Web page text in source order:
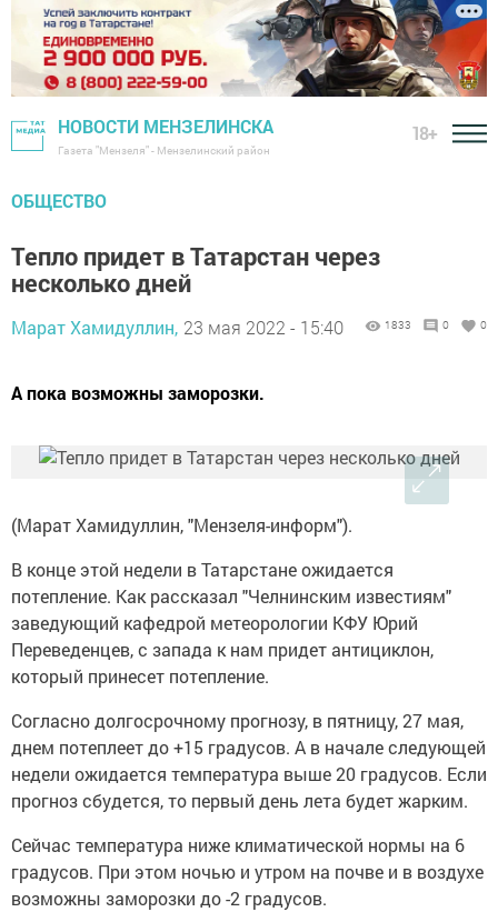
НОВОСТИ МЕНЗЕЛИНСКА
Газета "Мензеля" - Мензелинский район
18+
ОБЩЕСТВО
Тепло придет в Татарстан через
несколько дней
Марат Хамидуллин, 23 мая 2022 - 15:40 1833 0 0
А пока возможны заморозки.
(Марат Хамидуллин, "Мензеля-информ").
В конце этой недели в Татарстане ожидается
потепление. Как рассказал "Челнинским известиям"
заведующий кафедрой метеорологии КФУ Юрий
Переведенцев, с запада к нам придет антициклон,
который принесет потепление.
Согласно долгосрочному прогнозу, в пятницу, 27 мая,
днем потеплеет до +15 градусов. А в начале следующей
недели ожидается температура выше 20 градусов. Если
прогноз сбудется, то первый день лета будет жарким.
Сейчас температура ниже климатической нормы на 6
градусов. При этом ночью и утром на почве и в воздухе
возможны заморозки до -2 градусов.